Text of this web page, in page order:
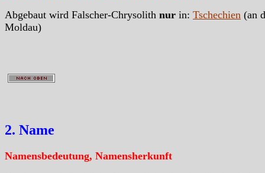
Abgebaut wird Falscher-Chrysolith nur in: Tschechien (an
Moldau)
2. Name
Namensbedeutung, Namensherkunft